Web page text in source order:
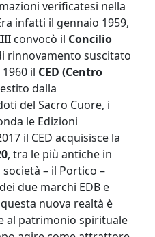
verificatesi nella
infatti il gennaio 1959,
convocò il Concilio
rinnovamento suscitato
il CED (Centro
dalla
del Sacro Cuore, i
le Edizioni
il CED acquisisce la
, tra le più antiche in
– il Portico –
due marchi EDB e
nuova realtà è
al patrimonio spirituale